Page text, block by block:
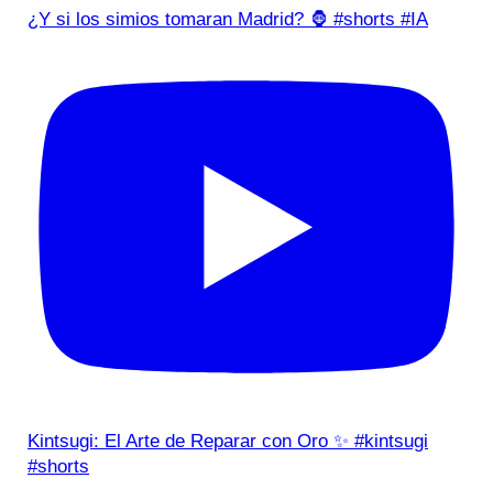
¿Y si los simios tomaran Madrid? 🦍 #shorts #IA
Kintsugi: El Arte de Reparar con Oro ✨ #kintsugi
#shorts